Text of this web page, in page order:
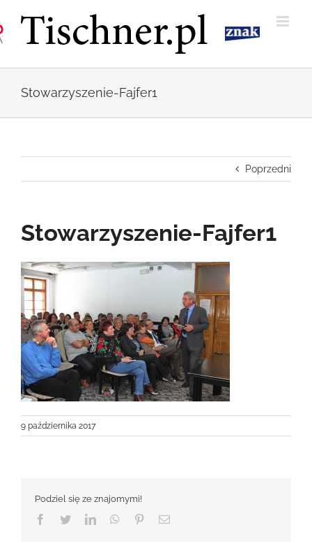
zawartości
Stowarzyszenie-Fajfer1
Poprzedni
Stowarzyszenie-Fajfer1
9 października 2017
Podziel się ze znajomymi!
Facebook
TwitterLinkedInWhatsApp
PinterestEmail